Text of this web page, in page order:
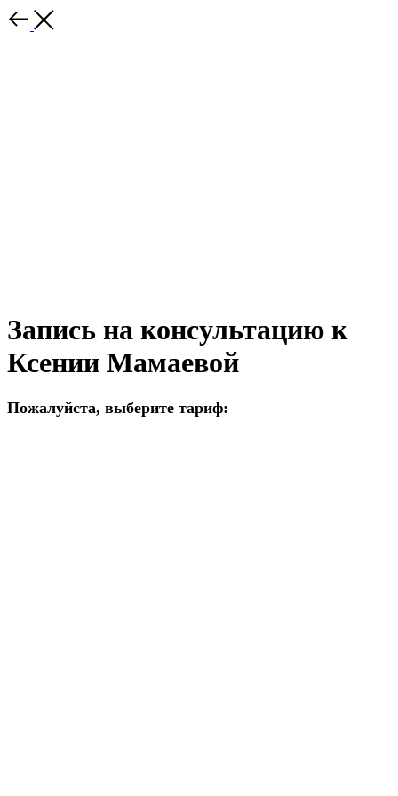
Запись на консультацию к
Ксении Мамаевой
Пожалуйста, выберите тариф: